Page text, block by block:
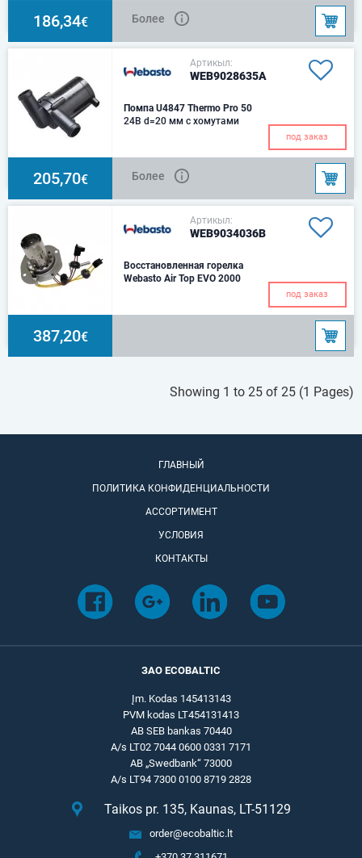
186,34€ Более
Артикыл:
WEB9028635A
Помпа U4847 Thermo Pro 50
24В d=20 мм с хомутами
под заказ
205,70€ Более
Артикыл:
WEB9034036B
Восстановленная горелка
Webasto Air Top EVO 2000
под заказ
387,20€
Showing 1 to 25 of 25 (1 Pages)
ГЛАВНЫЙ
ПОЛИТИКА КОНФИДЕНЦИАЛЬНОСТИ
АССОРТИМЕНТ
УСЛОВИЯ
КОНТАКТЫ
ЗАО ECOBALTIC
Įm. Kodas 145413143
PVM kodas LT454131413
AB SEB bankas 70440
A/s LT02 7044 0600 0331 7171
AB „Swedbank“ 73000
A/s LT94 7300 0100 8719 2828
Taikos pr. 135, Kaunas, LT-51129
order@ecobaltic.lt